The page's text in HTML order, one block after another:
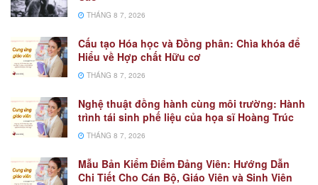
THÁNG 8 7, 2026
Cấu tạo Hóa học và Đồng phân: Chìa khóa để
Hiểu về Hợp chất Hữu cơ
THÁNG 8 7, 2026
Nghệ thuật đồng hành cùng môi trường: Hành
trình tái sinh phế liệu của họa sĩ Hoàng Trúc
THÁNG 8 7, 2026
Mẫu Bản Kiểm Điểm Đảng Viên: Hướng Dẫn
Chi Tiết Cho Cán Bộ, Giáo Viên và Sinh Viên